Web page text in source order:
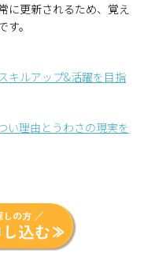
に更新されるため、覚え
。
キルアップ&活躍を目指
い理由とうわさの現実を